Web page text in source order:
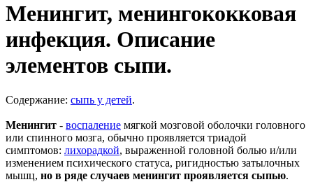
Менингит, менингококковая
инфекция. Описание
элементов сыпи.
Содержание: сыпь у детей.
Менингит - воспаление мягкой мозговой оболочки головного
или спинного мозга, обычно проявляется триадой
симптомов: лихорадкой, выраженной головной болью и/или
изменением психического статуса, ригидностью затылочных
мышц, но в ряде случаев менингит проявляется сыпью.